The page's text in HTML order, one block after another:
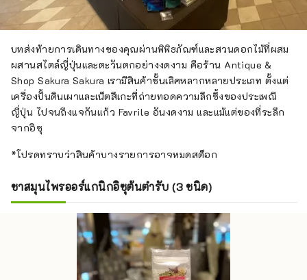
บทส่งท้ายการเดินทางของคุณผ่านพิพิธภัณฑ์และสวนดอกไม้ที่ผสม
ผสานสไตล์ญี่ปุ่นและตะวันตกอย่างงดงาม คือร้าน Antique &
Shop Sakura Sakura เรามีสินค้าชั้นเลิศหลากหลายประเภท ตั้งแต่
เครื่องปั้นดินเผาและเน็ตสึเกะที่ถ่ายทอดความลึกซึ้งของประเพณี
ญี่ปุ่น ไปจนถึงแจกันแก้ว Favrile อันงดงาม และแม้แต่ของที่ระลึก
จากอิซุ
*โปรดทราบว่าสินค้าบางรายการอาจหมดสต็อก
ชาสมุนไพรออร์แกนิกอิซุต้นตำรับ (3 ชนิด)